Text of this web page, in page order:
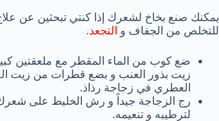
يمكنك صنع بخاخ لشعرك إذا كنتي تبحثين عن
للتخلص من الجفاف و التجعد.
ضع كوب من الماء المقطر مع ملعقتين
زيت بذور العنب و بضع قطرات من زيت
العطري في زجاجة رذاذ.
رج الزجاجة جيداً و رش الخليط على
لترطيبه و تنعيمه.